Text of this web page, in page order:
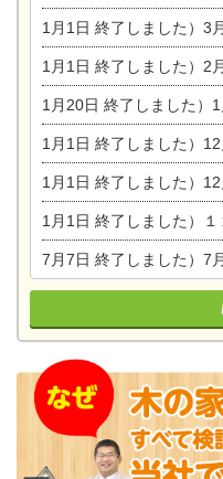
1月1日 終了しました）3月16日(土
1月1日 終了しました）2月23
1月20日 終了しました）1月20日は、新春
1月1日 終了しました）12月
1月1日 終了しました）12月16日
1月1日 終了しました）１２月９日(日)
7月7日 終了しました）7月7・8日（土・日）は、地震に強く